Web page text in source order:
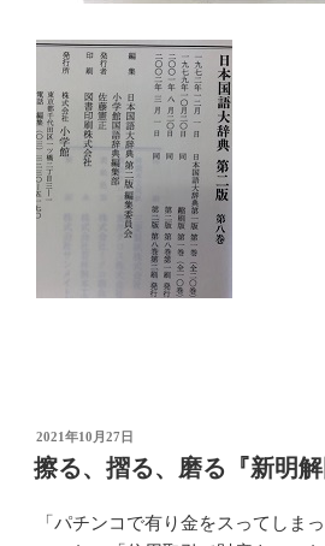
投
稿
日:
2021年10月27日
擦る、摺る、磨る『新明解
「パチンコで有り金をスってしま